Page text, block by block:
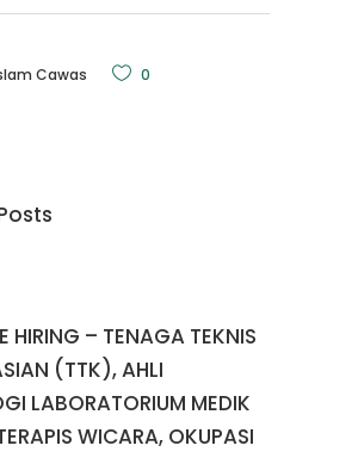
Cawas 0
HIRING – TENAGA TEKNIS
(TTK), AHLI
LABORATORIUM MEDIK
WICARA, OKUPASI